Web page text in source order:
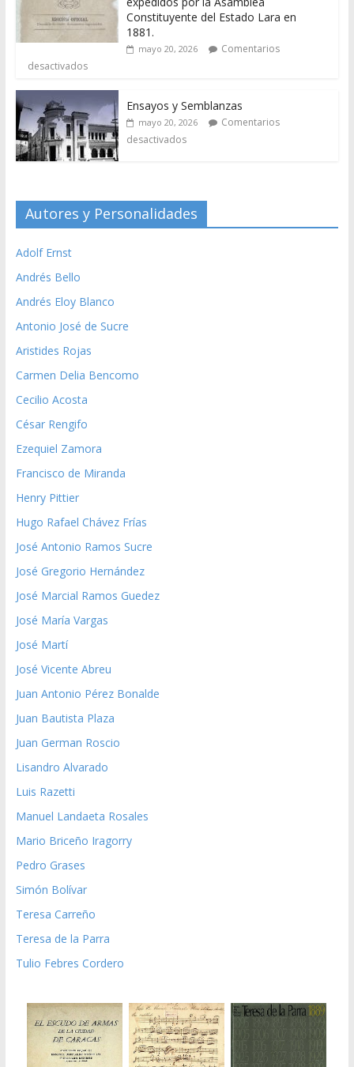
Constituyente del Estado Lara en
1881.
mayo 20, 2026
Comentarios
desactivados
Ensayos y Semblanzas
mayo 20, 2026
Comentarios
desactivados
Autores y Personalidades
Adolf Ernst
Andrés Bello
Andrés Eloy Blanco
Antonio José de Sucre
Aristides Rojas
Carmen Delia Bencomo
Cecilio Acosta
César Rengifo
Ezequiel Zamora
Francisco de Miranda
Henry Pittier
Hugo Rafael Chávez Frías
José Antonio Ramos Sucre
José Gregorio Hernández
José Marcial Ramos Guedez
José María Vargas
José Martí
José Vicente Abreu
Juan Antonio Pérez Bonalde
Juan Bautista Plaza
Juan German Roscio
Lisandro Alvarado
Luis Razetti
Manuel Landaeta Rosales
Mario Briceño Iragorry
Pedro Grases
Simón Bolívar
Teresa Carreño
Teresa de la Parra
Tulio Febres Cordero